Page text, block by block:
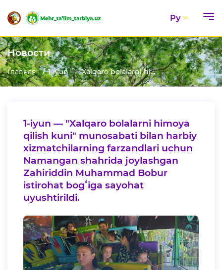
Ру
Новости
Главная 1-iyun — "Xalqaro bolalarni hi...
1-iyun — "Xalqaro bolalarni himoya
qilish kuni" munosabati bilan harbiy
xizmatchilarning farzandlari uchun
Namangan shahrida joylashgan
Zahiriddin Muhammad Bobur
istirohat bogʻiga sayohat
uyushtirildi.